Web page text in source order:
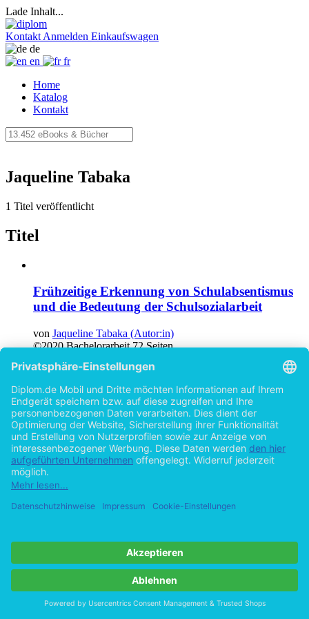
Lade Inhalt...
Kontakt Anmelden Einkaufswagen
de
en
fr
Home
Katalog
Kontakt
Jaqueline Tabaka
1 Titel veröffentlicht
Titel
Frühzeitige Erkennung von Schulabsentismus
und die Bedeutung der Schulsozialarbeit
von Jaqueline Tabaka (Autor:in)
©2020 Bachelorarbeit 72 Seiten
Hilfe/FAQ
Datenschutz
AGB
Vertrag widerrufen
Zur Desktop-Version
Copyright ©Imprint in der Bedey & Thoms Media GmbH powered
byOpen Publishing
Cookie-Einstellungen